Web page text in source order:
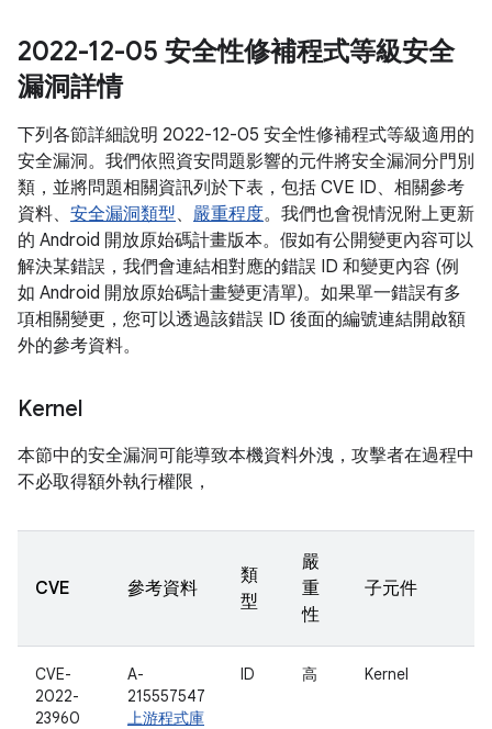
2022-12-05 安全性修補程式等級安全
漏洞詳情
下列各節詳細說明 2022-12-05 安全性修補程式等級適用的
安全漏洞。我們依照資安問題影響的元件將安全漏洞分門別
類，並將問題相關資訊列於下表，包括 CVE ID、相關參考
資料、 安全漏洞類型、 嚴重程度。我們也會視情況附上更新
的 Android 開放原始碼計畫版本。假如有公開變更內容可以
解決某錯誤，我們會連結相對應的錯誤 ID 和變更內容 (例
如 Android 開放原始碼計畫變更清單)。如果單一錯誤有多
項相關變更，您可以透過該錯誤 ID 後面的編號連結開啟額
外的參考資料。
Kernel
本節中的安全漏洞可能導致本機資料外洩，攻擊者在過程中
不必取得額外執行權限，
CVE 參考資料
類
型
嚴
重
性
子元件
CVE-
2022-
23960
A-
215557547
上游程式庫
ID 高 Kernel